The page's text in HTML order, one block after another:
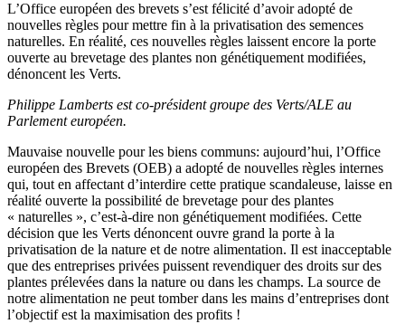
L’Office européen des brevets s’est félicité d’avoir adopté de
nouvelles règles pour mettre fin à la privatisation des semences
naturelles. En réalité, ces nouvelles règles laissent encore la porte
ouverte au brevetage des plantes non génétiquement modifiées,
dénoncent les Verts.
Philippe Lamberts est co-président groupe des Verts/ALE au
Parlement européen.
Mauvaise nouvelle pour les biens communs: aujourd’hui, l’Office
européen des Brevets (OEB) a adopté de nouvelles règles internes
qui, tout en affectant d’interdire cette pratique scandaleuse, laisse en
réalité ouverte la possibilité de brevetage pour des plantes
« naturelles », c’est-à-dire non génétiquement modifiées. Cette
décision que les Verts dénoncent ouvre grand la porte à la
privatisation de la nature et de notre alimentation. Il est inacceptable
que des entreprises privées puissent revendiquer des droits sur des
plantes prélevées dans la nature ou dans les champs. La source de
notre alimentation ne peut tomber dans les mains d’entreprises dont
l’objectif est la maximisation des profits !